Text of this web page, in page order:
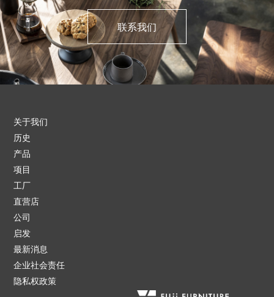
联系我们
关于我们
历史
产品
项目
工厂
直营店
公司
启发
最新消息
企业社会责任
隐私权政策